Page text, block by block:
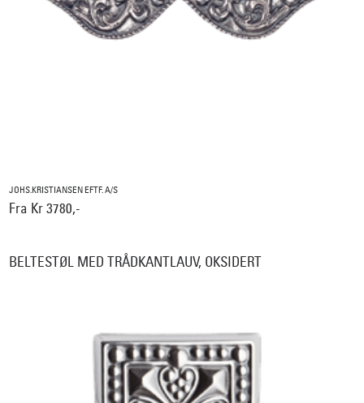
JOHS.KRISTIANSEN EFTF. A/S
Fra Kr 3780,-
BELTESTØL MED TRÅDKANTLAUV, OKSIDERT